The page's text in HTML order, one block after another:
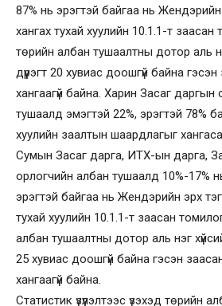
87% нь эрэгтэй байгаа нь
хангах тухай хуулийн 10.1.1-т
төрийн албан тушаалтны дотор аль
дүүрэгт 20 хувиас доошгүй байна
хангаагүй байна. Харин Засаг даргын
тушаалд эмэгтэй 22%, эрэгтэй 78%
хуулийн заалтын шаардлагыг
Сумын Засаг дарга, ИТХ-ын дарга,
орлогчийн албан тушаалд 10%-17%
эрэгтэй байгаа нь Жендэрийн эрх
тухай хуулийн 10.1.1-т заасан
албан тушаалтны дотор аль нэг
25 хувиас доошгүй байна гэсэн
хангаагүй байна.
Статистик үзүүлэлтээс үзэхэд төрийн